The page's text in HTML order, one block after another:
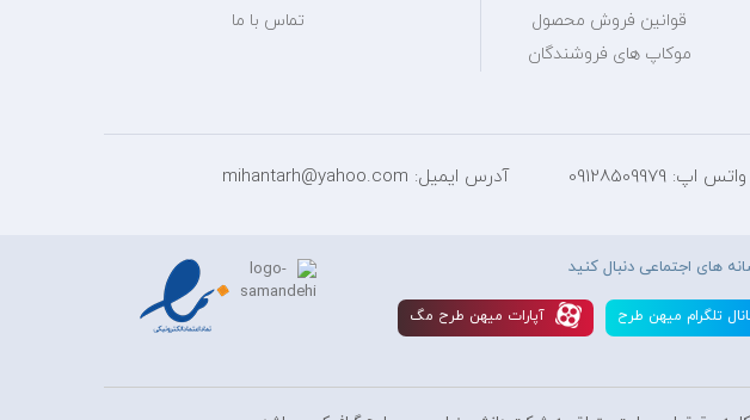
قوانین فروش محصول
موکاپ های فروشندگان
تماس با ما
09128509979 آدرس ایمیل: mihantarh@yahoo.com
های اجتماعی دنبال کنید
تلگرام ميهن طرح آپارات ميهن طرح مگ